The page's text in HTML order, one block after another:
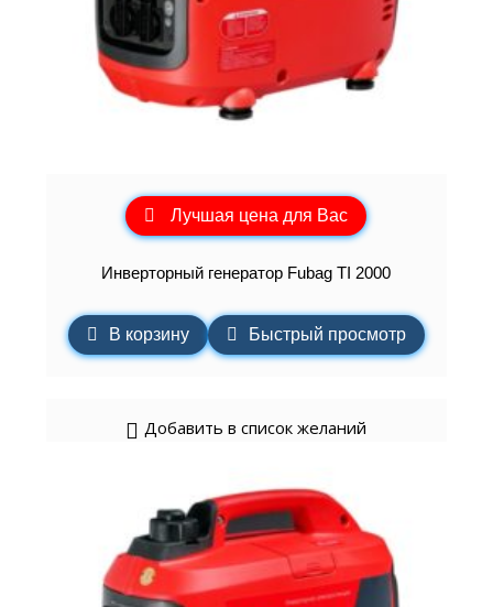
Лучшая цена для Вас
Инверторный генератор Fubag TI 2000
В корзину Быстрый просмотр
Добавить в список желаний